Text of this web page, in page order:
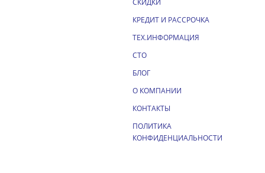
СКИДКИ
КРЕДИТ И РАССРОЧКА
ТЕХ.ИНФОРМАЦИЯ
СТО
БЛОГ
О КОМПАНИИ
КОНТАКТЫ
ПОЛИТИКА
КОНФИДЕНЦИАЛЬНОСТИ